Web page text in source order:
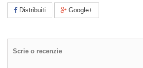
Distribuiti Google+
Scrie o recenzie